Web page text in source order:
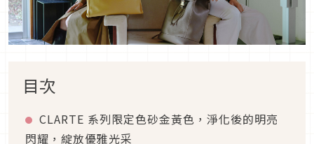
目次
CLARTE 系列限定色砂金黃色，淨化後的明亮
閃耀，綻放優雅光采